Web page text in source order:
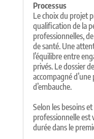
Processus
Le choix du projet
qualification de la
professionnelles,
de santé. Une
l’équilibre entre
privés. Le dossier
accompagné
d’embauche.
Selon les besoins
professionnelle est
durée dans le